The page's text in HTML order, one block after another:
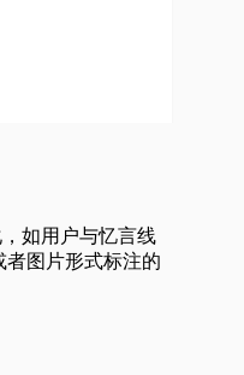
如用户与忆言线
图片形式标注的